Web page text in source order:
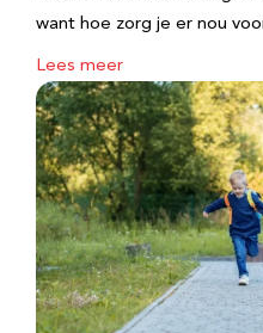
want hoe zorg je er nou
Lees meer